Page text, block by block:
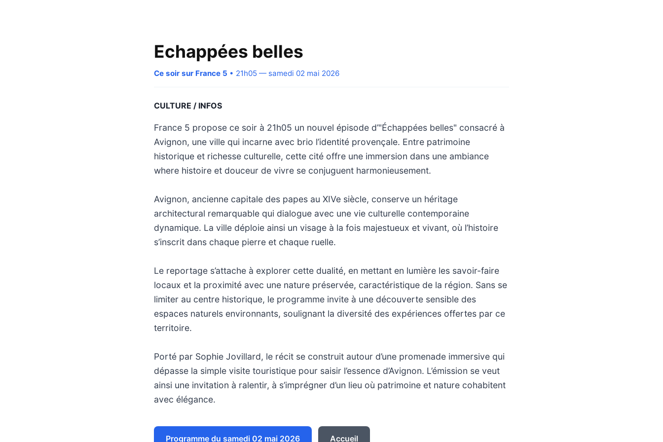
Echappées belles
Ce soir sur France 5 • 21h05 — samedi 02 mai 2026
CULTURE / INFOS
France 5 propose ce soir à 21h05 un nouvel épisode d’"Échappées belles" consacré à
Avignon, une ville qui incarne avec brio l’identité provençale. Entre patrimoine
historique et richesse culturelle, cette cité offre une immersion dans une ambiance
where histoire et douceur de vivre se conjuguent harmonieusement.
Avignon, ancienne capitale des papes au XIVe siècle, conserve un héritage
architectural remarquable qui dialogue avec une vie culturelle contemporaine
dynamique. La ville déploie ainsi un visage à la fois majestueux et vivant, où l’histoire
s’inscrit dans chaque pierre et chaque ruelle.
Le reportage s’attache à explorer cette dualité, en mettant en lumière les savoir-faire
locaux et la proximité avec une nature préservée, caractéristique de la région. Sans se
limiter au centre historique, le programme invite à une découverte sensible des
espaces naturels environnants, soulignant la diversité des expériences offertes par ce
territoire.
Porté par Sophie Jovillard, le récit se construit autour d’une promenade immersive qui
dépasse la simple visite touristique pour saisir l’essence d’Avignon. L’émission se veut
ainsi une invitation à ralentir, à s’imprégner d’un lieu où patrimoine et nature cohabitent
avec élégance.
Programme du samedi 02 mai 2026 Accueil